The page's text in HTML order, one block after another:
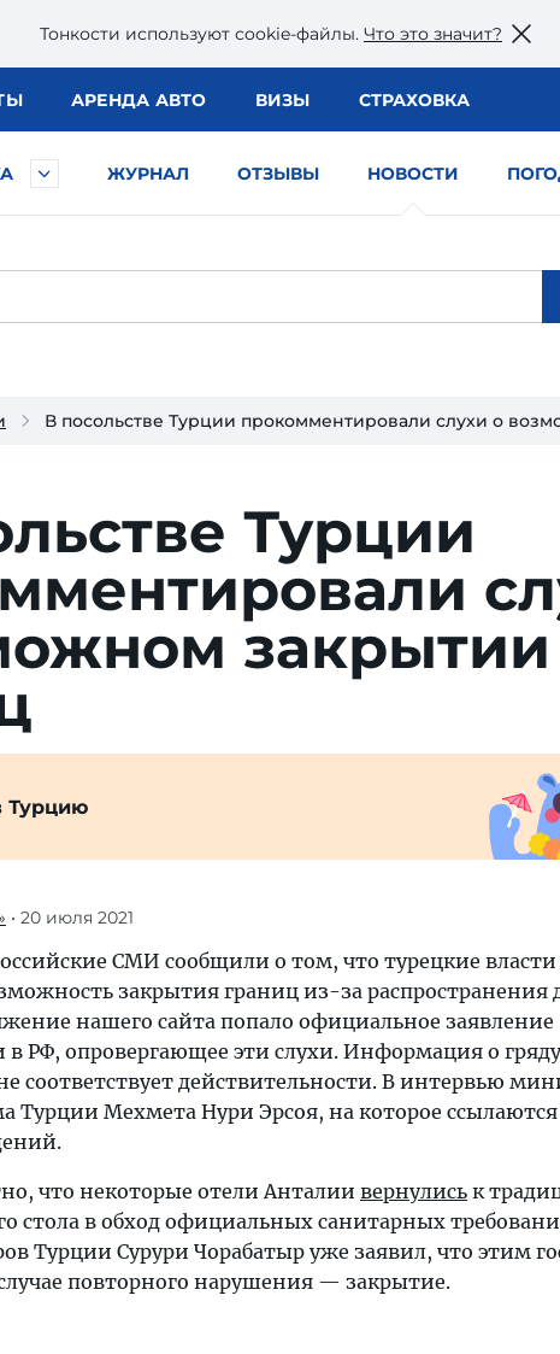
Тонкости используют сookie-файлы. Что это значит?
АРЕНДА АВТО ВИЗЫ СТРАХОВКА
ЖУРНАЛ ОТЗЫВЫ НОВОСТИ
В посольстве Турции прокомментировали слухи о
Турции
закрытии
Турцию
• 20 июля 2021
СМИ сообщили о том, что турецкие
закрытия границ из-за распространения
нашего сайта попало официальное заявление
в РФ, опровергающее эти слухи. Информация о
соответствует действительности. В интервью
Турции Мехмета Нури Эрсоя, на которое
что некоторые отели Анталии вернулись к
стола в обход официальных санитарных
Турции Сурури Чорабатыр уже заявил, что этим
повторного нарушения — закрытие.